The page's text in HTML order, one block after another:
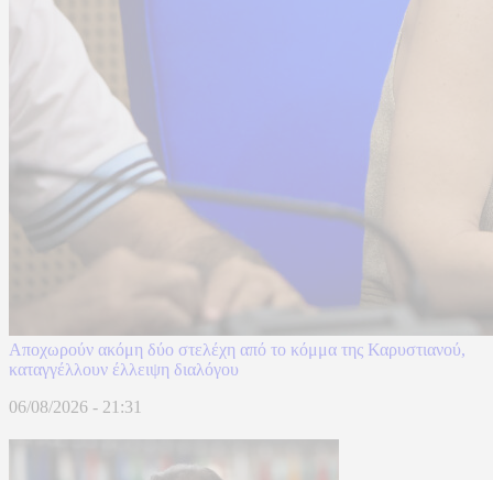
Αποχωρούν ακόμη δύο στελέχη από το κόμμα της Καρυστιανού,
καταγγέλλουν έλλειψη διαλόγου
06/08/2026 - 21:31